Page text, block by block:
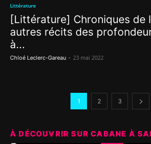
Littérature
[Littérature] Chroniques de
autres récits des
à...
Chloé Leclerc-Gareau - 23 mai 2022
1 2 3
À DÉCOUVRIR SUR CABANE À